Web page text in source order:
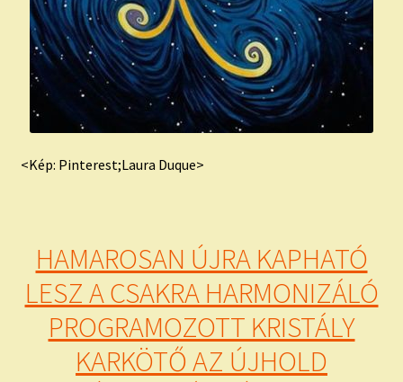
<Kép: Pinterest;Laura Duque>
HAMAROSAN ÚJRA KAPHATÓ
LESZ A CSAKRA HARMONIZÁLÓ
PROGRAMOZOTT KRISTÁLY
KARKÖTŐ AZ ÚJHOLD